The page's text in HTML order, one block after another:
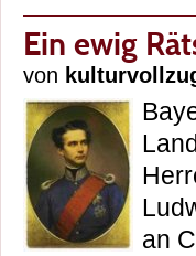
Ein ewig
von
an